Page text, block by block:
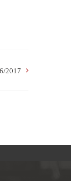
2017